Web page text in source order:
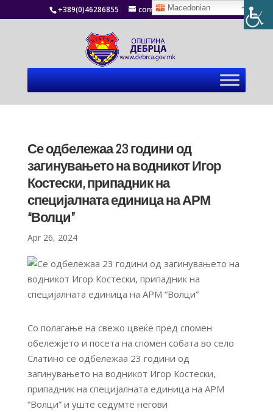
+389(0)46286855 contact@debrca.gov.mk
Се одбележаа 23 години од
загинувањето на водникот Игор
Костески, припадник на
специјалната единица на АРМ
“Волци”
Apr 26, 2024
Со полагање на свежо цвеќе пред спомен
обележјето и посета на спомен собата во село
Слатино се одбележаа 23 години од
загинувањето на водникот Игор Костески,
припадник на специјалната единица на АРМ
“Волци” и уште седумте негови
Macedonian